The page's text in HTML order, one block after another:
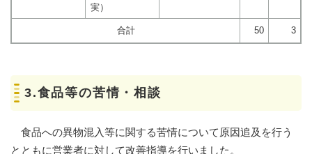
実）
合計 50 3
3.食品等の苦情・相談
食品への異物混入等に関する苦情について原因追及を行う
とともに営業者に対して改善指導を行いました。